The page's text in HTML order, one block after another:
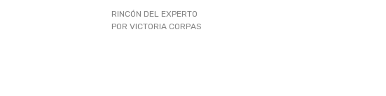
RINCÓN DEL EXPERTO
POR VICTORIA CORPAS